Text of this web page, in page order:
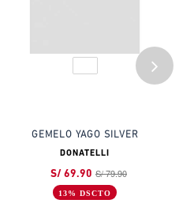
GEMELO YAGO SILVER
DONATELLI
S/ 69.90 S/ 79.90
13% DSCTO